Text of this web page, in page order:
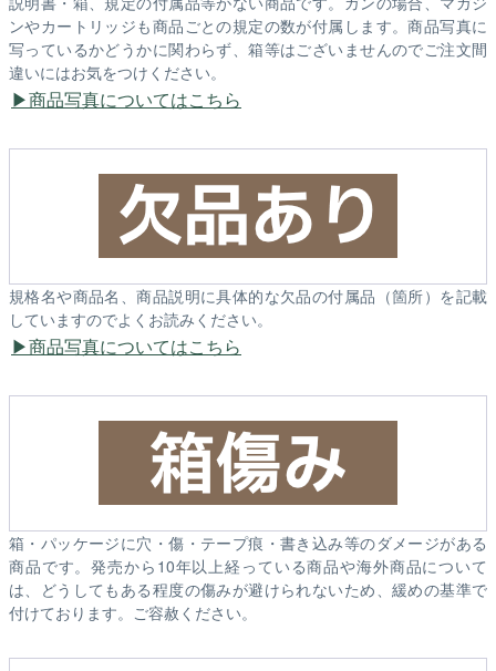
ンやカートリッジも商品ごとの規定の数が付属します。商品写真に
写っているかどうかに関わらず、箱等はございませんのでご注文間
違いにはお気をつけください。
商品写真についてはこちら
規格名や商品名、商品説明に具体的な欠品の付属品（箇所）を記載
していますのでよくお読みください。
商品写真についてはこちら
箱・パッケージに穴・傷・テープ痕・書き込み等のダメージがある
商品です。発売から10年以上経っている商品や海外商品について
は、どうしてもある程度の傷みが避けられないため、緩めの基準で
付けております。ご容赦ください。